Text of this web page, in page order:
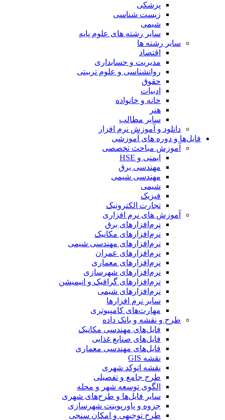
پزشکی
زیست شناسی
شیمی
سایر رشته های علوم پایه
سایر رشته ها
اقتصاد
مدیریت و حسابداری
روانشناسی و علوم تربیتی
حقوق
ادبیات
خانه و خانواده
هنر
سایر مطالب
دانلود و آموزش نرم افزار
فایل‌ها و دوره های آموزشی
آموزش مباحث تخصصی
ایمنی و HSE
مهندسی برق
مهندسی شیمی
شیمی
فیزیک
تجارت الکترونیک
آموزش های نرم افزاری
نرم‌افزارهای برق
نرم‌افزارهای مکانیک
نرم‌افزارهای مهندسی شیمی
نرم‌افزارهای عمران
نرم‌افزارهای معماری
نرم‌افزارهای شهرسازی
نرم‌افزارهای گرافیک و انیمیشن
نرم‌افزارهای شیمی
سایر نرم افزارها
مهارت‌های کامپیوتری
طرح و نقشه و بانک داده
فایل‌های مهندسی مکانیک
فایل‌های صنایع غذایی
فایل‌های مهندسی معماری
نقشه GIS
نقشه اتوکد شهری
طرح جامع و تفصیلی
الگوی توسعه شهر و محله
سایر فایل‌ها و طرح‌های شهری
جزوه و پاورپوینت شهرسازی
طرح توجیهی و امکان سنجی